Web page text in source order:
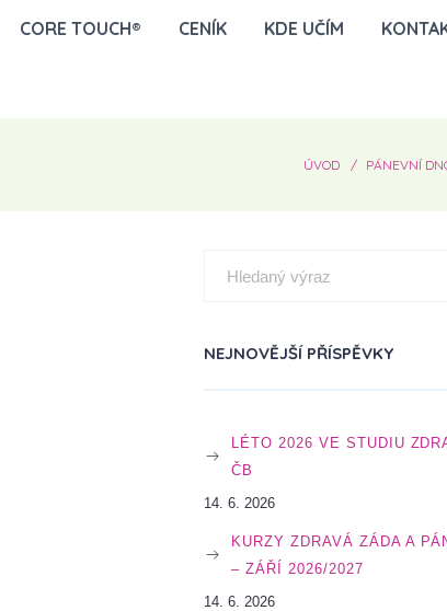
CORE TOUCH® CENÍK KDE UČÍM
ÚVOD PÁNEVNÍ
NEJNOVĚJŠÍ PŘÍSPĚVKY
LÉTO 2026 VE STUDIU
ČB
14. 6. 2026
KURZY ZDRAVÁ ZÁDA A
– ZÁŘÍ 2026/2027
14. 6. 2026